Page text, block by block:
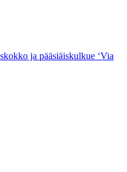
ja pääsiäiskulkue ‘Via